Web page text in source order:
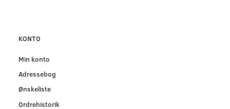
KONTO
Min konto
Adressebog
Ønskeliste
Ordrehistorik